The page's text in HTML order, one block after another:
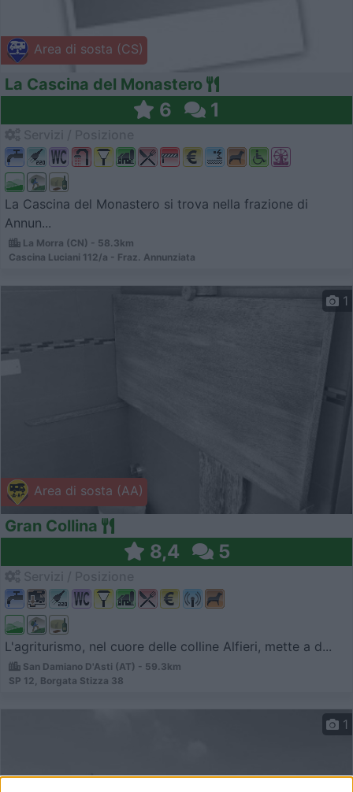
Area di sosta (CS)
La Cascina del Monastero
6 1
La Cascina del Monastero si trova nella frazione di
Annun...
La Morra (CN) - 58.3km
Cascina Luciani 112/a - Fraz. Annunziata
Area di sosta (AA)
1
Gran Collina
8,4 5
L'agriturismo, nel cuore delle colline Alfieri, mette a d...
San Damiano D'Asti (AT) - 59.3km
SP 12, Borgata Stizza 38
1